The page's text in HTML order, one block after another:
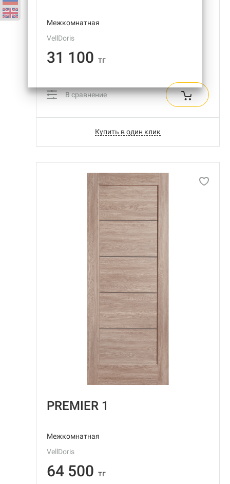
Межкомнатная
VellDoris
31 100 тг
В сравнение
Купить в один клик
PREMIER 1
Межкомнатная
VellDoris
64 500 тг